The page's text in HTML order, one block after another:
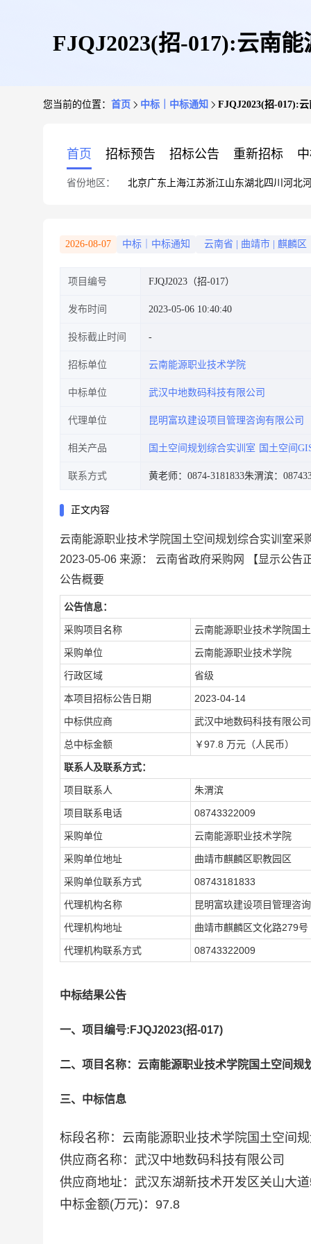
FJQJ2023(招-017):云南
您当前的位置： 首页 中标｜中标通知 FJQJ2023(招-017):
首页 招标预告 招标公告 重新招标
省份地区： 北京广东 上海江苏浙江山东湖北四川 河北
2026-08-07 中标｜中标通知 云南省 曲靖市 麒麟区
项目编号 FJQJ2023（招-017）
发布时间 2023-05-06 10:40:40
投标截止时间
招标单位 云南能源职业技术学院
中标单位 武汉中地数码科技有限公司
代理单位 昆明富玖建设项目管理咨询有限公司
相关产品 国土空间规划综合实训室 国土空间
联系方式 黄老师：0874-3181833朱渭滨：
正文内容
云南能源职业技术学院国土空间规划综合实训室采
2023-05-06 来源： 云南省政府采购网
【显示公告
公告概要
公告信息：
采购项目名称 云南能源职业技术学院国
采购单位 云南能源职业技术学院
行政区域 省级
本项目招标公告日期 2023-04-14
中标供应商 武汉中地数码科技有限公
总中标金额 ￥97.8 万元（人民币）
联系人及联系方式：
项目联系人 朱渭滨
项目联系电话 08743322009
采购单位 云南能源职业技术学院
采购单位地址 曲靖市麒麟区职教园区
采购单位联系方式 08743181833
代理机构名称 昆明富玖建设项目管理咨
代理机构地址 曲靖市麒麟区文化路279号
代理机构联系方式 08743322009
中标结果公告
一、项目编号:FJQJ2023(招-017)
二、项目名称：云南能源职业技术学院国土空间规
三、中标信息
标段名称：云南能源职业技术学院国土空间
供应商名称：武汉中地数码科技有限公司
供应商地址：武汉东湖新技术开发区关山大
中标金额(万元)：97.8